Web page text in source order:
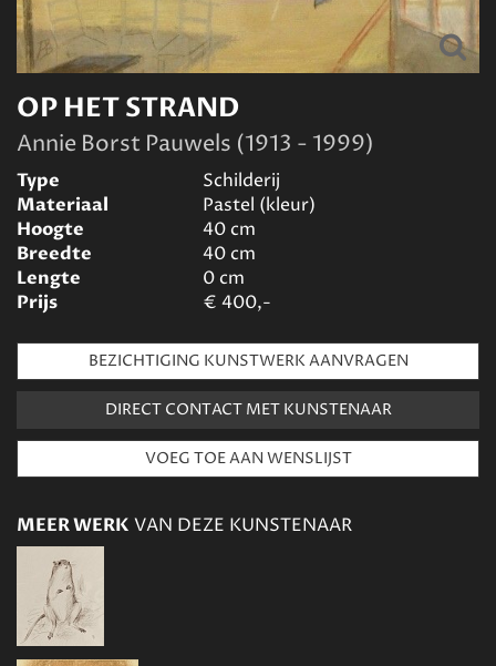
OP HET STRAND
Annie Borst Pauwels (1913 - 1999)
Type
Schilderij
Materiaal
Pastel (kleur)
Hoogte
40cm
Breedte
40cm
Lengte
0cm
Prijs
€ 400,-
BEZICHTIGING KUNSTWERK AANVRAGEN
DIRECT CONTACT MET KUNSTENAAR
MEER WERK VAN DEZE KUNSTENAAR